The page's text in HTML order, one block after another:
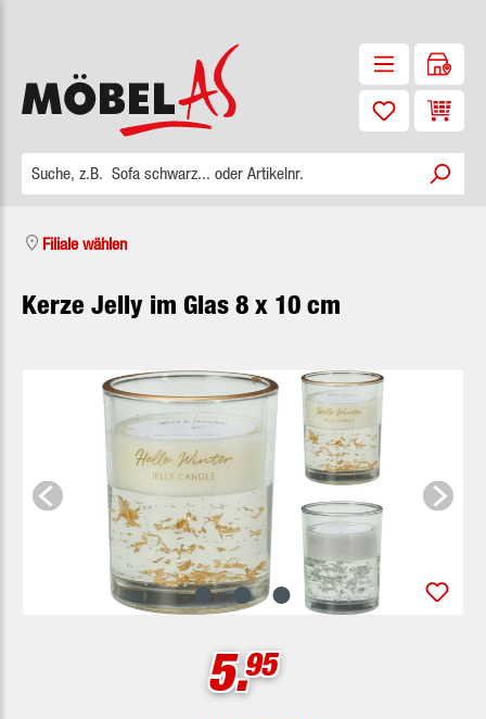
Filiale wählen
Kerze Jelly im Glas 8 x 10 cm
Bildergalerie überspringen
5.95